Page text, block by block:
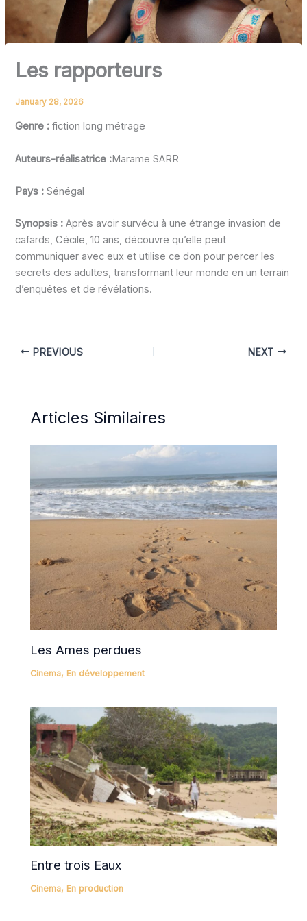
Les rapporteurs
January 28, 2026
Genre : fiction long métrage
Auteurs-réalisatrice :Marame SARR
Pays : Sénégal
Synopsis :Après avoir survécu à une étrange invasion de
cafards, Cécile, 10 ans, découvre qu’elle peut
communiquer avec eux et utilise ce don pour percer les
secrets des adultes, transformant leur monde en un terrain
d’enquêtes et de révélations.
PREVIOUS NEXT
Articles Similaires
Les Ames perdues
Cinema, En développement
Entre trois Eaux
Cinema, En production